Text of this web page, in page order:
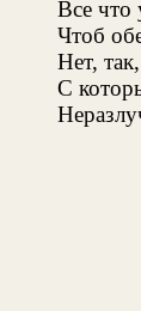
Все что
Чтоб
Нет,
С